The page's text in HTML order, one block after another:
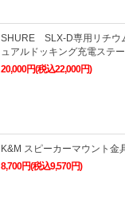
SHURE SLX-D専用リチウ
ュアルドッキング充電ステ
20,000円(税込22,000円)
K&M スピーカーマウント金
8,700円(税込9,570円)